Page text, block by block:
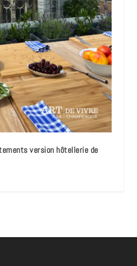
version hôtellerie de